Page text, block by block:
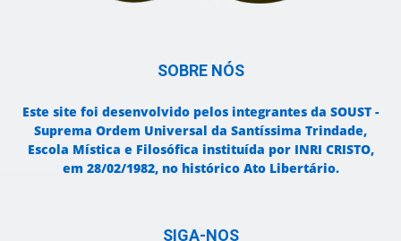
SOBRE NÓS
Este site foi desenvolvido pelos integrantes da SOUST -
Suprema Ordem Universal da Santíssima Trindade,
Escola Mística e Filosófica instituída por INRI CRISTO,
em 28/02/1982, no histórico Ato Libertário.
SIGA-NOS